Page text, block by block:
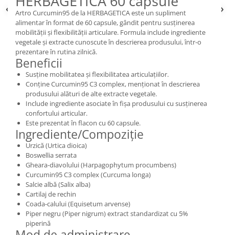
Artro Curcumin95 de la HERBAGETICA este un supliment
alimentar în format de 60 capsule, gândit pentru susținerea
mobilității și flexibilității articulare. Formula include ingrediente
vegetale și extracte cunoscute în descrierea produsului, într-o
prezentare în rutina zilnică.
Beneficii
Susține mobilitatea și flexibilitatea articulațiilor.
Conține Curcumin95 C3 complex, menționat în descrierea
produsului alături de alte extracte vegetale.
Include ingrediente asociate în fișa produsului cu susținerea
confortului articular.
Este prezentat în flacon cu 60 capsule.
Ingrediente/Compoziție
Urzică (Urtica dioica)
Boswellia serrata
Gheara-diavolului (Harpagophytum procumbens)
Curcumin95 C3 complex (Curcuma longa)
Salcie albă (Salix alba)
Cartilaj de rechin
Coada-calului (Equisetum arvense)
Piper negru (Piper nigrum) extract standardizat cu 5%
piperină